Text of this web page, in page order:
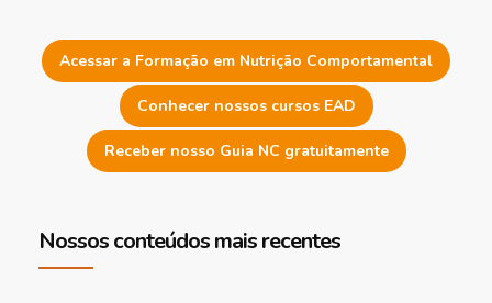
Acessar a Formação em Nutrição Comportamental
Conhecer nossos cursos EAD
Receber nosso Guia NC gratuitamente
Nossos conteúdos mais recentes